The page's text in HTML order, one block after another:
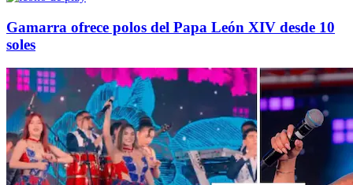
Gamarra ofrece polos del Papa León XIV desde 10
soles